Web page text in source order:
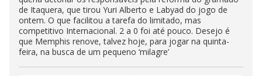
de Itaquera, que tirou Yuri Alberto e Labyad do jogo de
ontem. O que facilitou a tarefa do limitado, mas
competitivo Internacional. 2 a 0 foi até pouco. Desejo é
que Memphis renove, talvez hoje, para jogar na quinta-
feira, na busca de um pequeno ‘milagre’